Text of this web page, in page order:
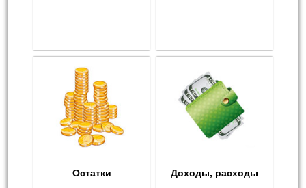
Остатки Доходы, расходы